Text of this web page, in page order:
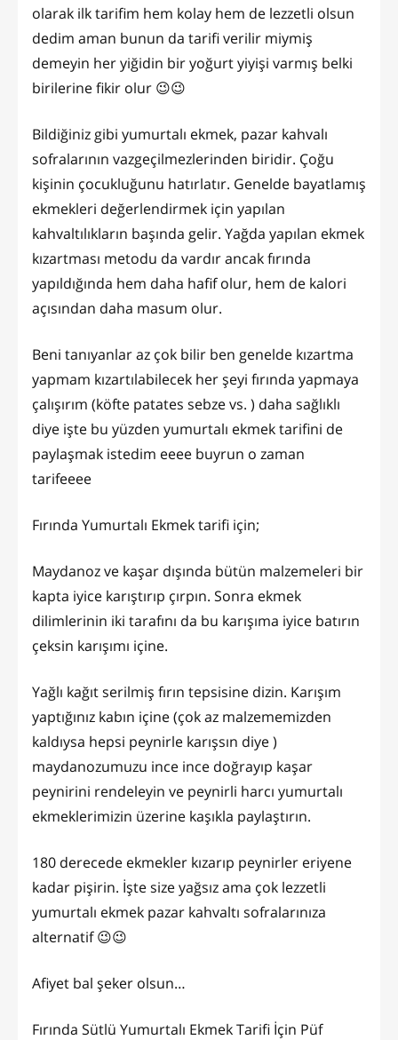
olarak ilk tarifim hem kolay hem de lezzetli olsun
dedim aman bunun da tarifi verilir miymiş
demeyin her yiğidin bir yoğurt yiyişi varmış belki
birilerine fikir olur 😉😉
Bildiğiniz gibi yumurtalı ekmek, pazar kahvalı
sofralarının vazgeçilmezlerinden biridir. Çoğu
kişinin çocukluğunu hatırlatır. Genelde bayatlamış
ekmekleri değerlendirmek için yapılan
kahvaltılıkların başında gelir. Yağda yapılan ekmek
kızartması metodu da vardır ancak fırında
yapıldığında hem daha hafif olur, hem de kalori
açısından daha masum olur.
Beni tanıyanlar az çok bilir ben genelde kızartma
yapmam kızartılabilecek her şeyi fırında yapmaya
çalışırım (köfte patates sebze vs. ) daha sağlıklı
diye işte bu yüzden yumurtalı ekmek tarifini de
paylaşmak istedim eeee buyrun o zaman
tarifeeee
Fırında Yumurtalı Ekmek tarifi için;
Maydanoz ve kaşar dışında bütün malzemeleri bir
kapta iyice karıştırıp çırpın. Sonra ekmek
dilimlerinin iki tarafını da bu karışıma iyice batırın
çeksin karışımı içine.
Yağlı kağıt serilmiş fırın tepsisine dizin. Karışım
yaptığınız kabın içine (çok az malzememizden
kaldıysa hepsi peynirle karışsın diye )
maydanozumuzu ince ince doğrayıp kaşar
peynirini rendeleyin ve peynirli harcı yumurtalı
ekmeklerimizin üzerine kaşıkla paylaştırın.
180 derecede ekmekler kızarıp peynirler eriyene
kadar pişirin. İşte size yağsız ama çok lezzetli
yumurtalı ekmek pazar kahvaltı sofralarınıza
alternatif 😉😉
Afiyet bal şeker olsun…
Fırında Sütlü Yumurtalı Ekmek Tarifi İçin Püf